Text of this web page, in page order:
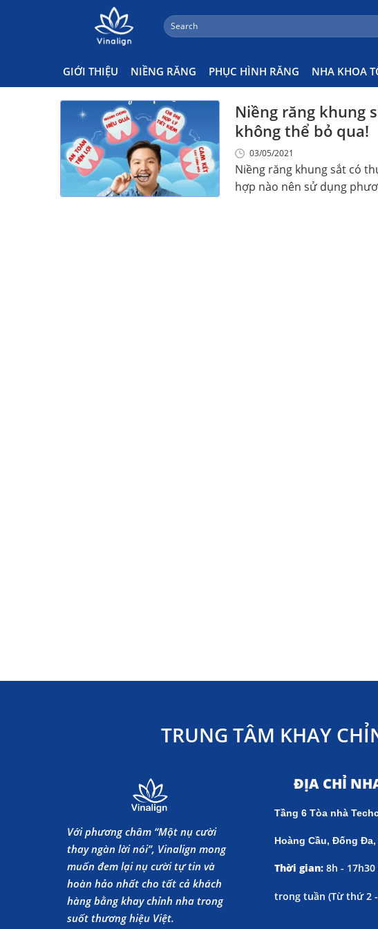
Search
for:
GIỚI THIỆU NIỀNG RĂNG PHỤC HÌNH RĂNG NHA KHOA
Niềng Răng Khung Sắt Có Hiệu Quả Ra
Niềng răng khung
không thể bỏ qua!
03/05/2021
Niềng răng khung sắt có
hợp nào nên sử dụng
TRUNG TÂM KHAY
Với phương châm “Một nụ cười
thay ngàn lời nói”, Vinalign mong
muốn đem lại nụ cười tự tin và
hoàn hảo nhất cho tất cả khách
hàng bằng khay chỉnh nha trong
suốt thương hiệu Việt.
ĐỊA CHỈ
Tầng 6 Tòa nhà
Hoàng Cầu, Đống Đa,
Thời gian: 8h -
trong tuần (Từ thứ 2